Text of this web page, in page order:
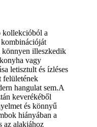
kollekcióból a
könnyen illeszkedik
vagy
letisztult és ízléses
felületének
hangulat sem.A
keverékéből
és könnyű
hiányában a
az alakjához